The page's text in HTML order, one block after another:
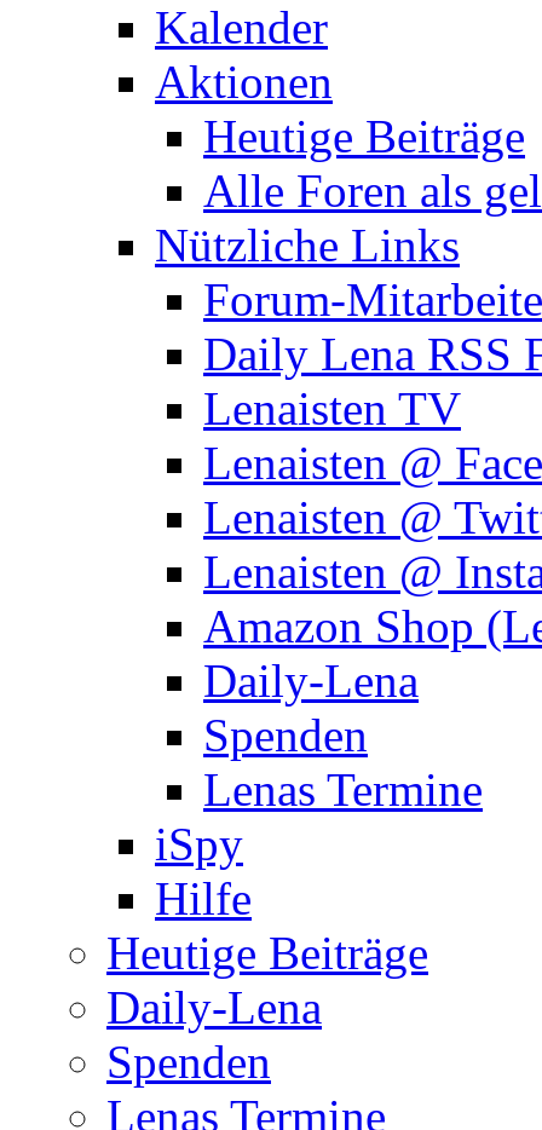
Kalender
Aktionen
Heutige Beiträge
Alle Foren als
Nützliche Links
Forum-
Daily Lena RSS
Lenaisten TV
Lenaisten @
Lenaisten @
Lenaisten @
Amazon Shop
Daily-Lena
Spenden
Lenas Termine
iSpy
Hilfe
Heutige Beiträge
Daily-Lena
Spenden
Lenas Termine